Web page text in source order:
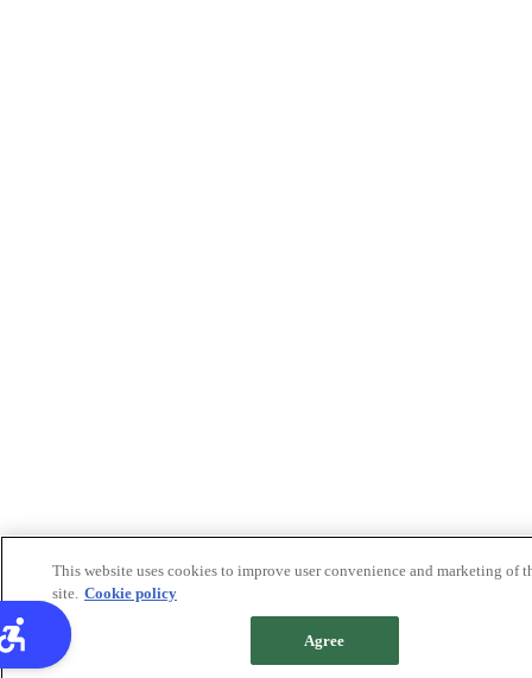
This website uses cookies to improve user convenience and marketing of
site. Cookie policy
Agree